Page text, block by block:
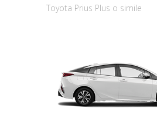
Toyota Prius Plus o simile